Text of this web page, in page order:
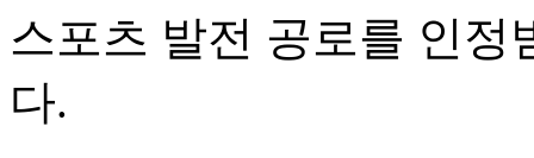
스포츠 발전 공로를 인정
다.